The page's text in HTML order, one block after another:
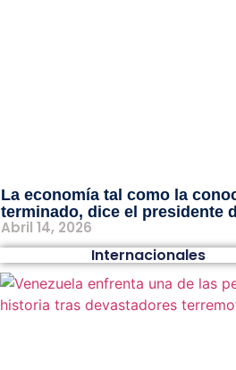
La economía tal como la
terminado, dice el presidente
Abril 14, 2026
Internacionales